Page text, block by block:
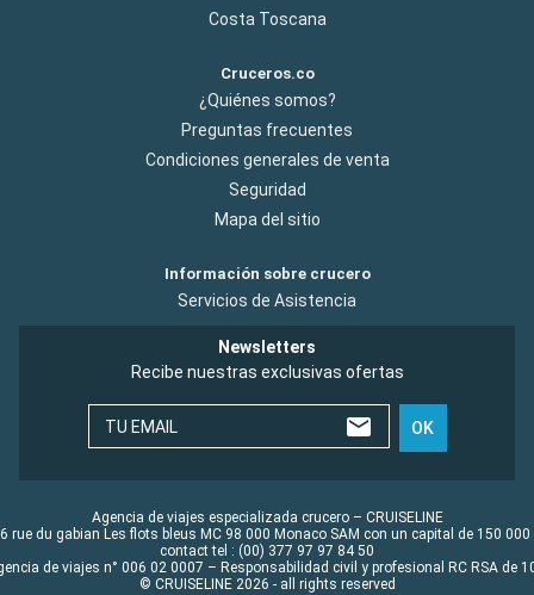
Costa Toscana
Cruceros.co
¿Quiénes somos?
Preguntas frecuentes
Condiciones generales de venta
Seguridad
Mapa del sitio
Información sobre crucero
Servicios de Asistencia
Newsletters
Recibe nuestras exclusivas ofertas
TU EMAIL OK
Agencia de viajes especializada crucero – CRUISELINE
rue du gabian Les flots bleus MC 98 000 Monaco SAM con un capital de 150 000
contact tel : (00) 377 97 97 84 50
de viajes n° 006 02 0007 – Responsabilidad civil y profesional RC RSA de
© CRUISELINE 2026 - all rights reserved